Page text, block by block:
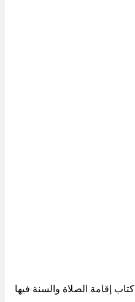
كتاب إقامة الصلاة والسنة فيها